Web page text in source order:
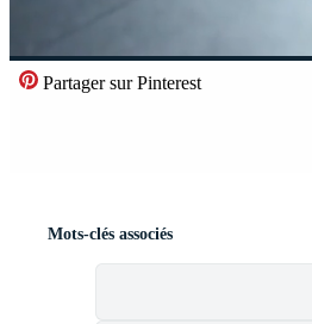
Partager sur Pinterest
Mots-clés associés